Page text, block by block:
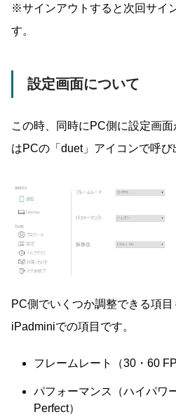
※サインアウトすると次回サイ
す。
設定画面について
この時、同時にPC側に設定画
はPCの「duet」アイコンで呼び
PC側でいくつか調整できる項
iPadminiでの項目です。
フレームレート（30・60
パフォーマンス（ハイパワ
Perfect）